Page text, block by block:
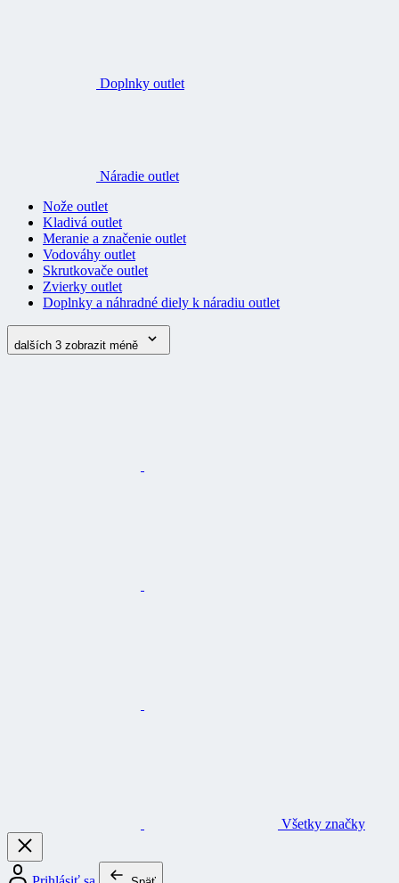
Doplnky outlet
Náradie outlet
Nože outlet
Kladivá outlet
Meranie a značenie outlet
Vodováhy outlet
Skrutkovače outlet
Zvierky outlet
Doplnky a náhradné diely k náradiu outlet
dalších 3 zobrazit méně
Všetky značky